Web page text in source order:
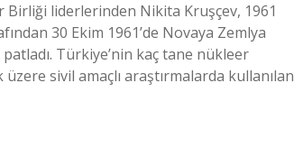
Birliği liderlerinden Nikita Kruşçev, 1961
30 Ekim 1961’de Novaya Zemlya
Türkiye’nin kaç tane nükleer
üzere sivil amaçlı araştırmalarda kullanılan